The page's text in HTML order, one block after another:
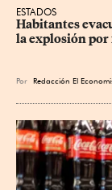
ESTADOS
Habitantes
la explosión por
Por Redacción El